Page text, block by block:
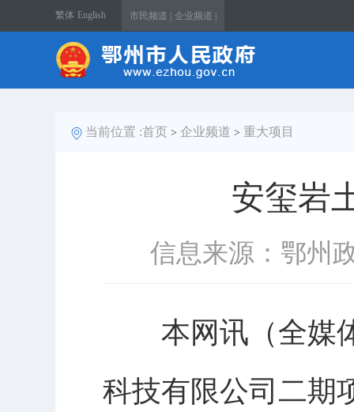
繁体 English 市民频道 | 企业频道 |
当前位置 :首页 > 企业频道 > 重大项目
安玺岩
信息来源：鄂州
本网讯（全媒体
科技有限公司二期